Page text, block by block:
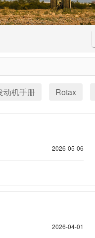
动机手册 Rotax
2026-05-06
2026-04-01